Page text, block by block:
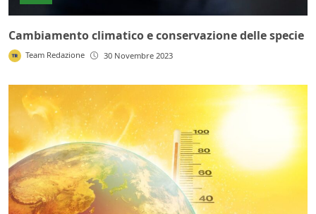
Cambiamento climatico e conservazione delle specie
Team Redazione 30 Novembre 2023